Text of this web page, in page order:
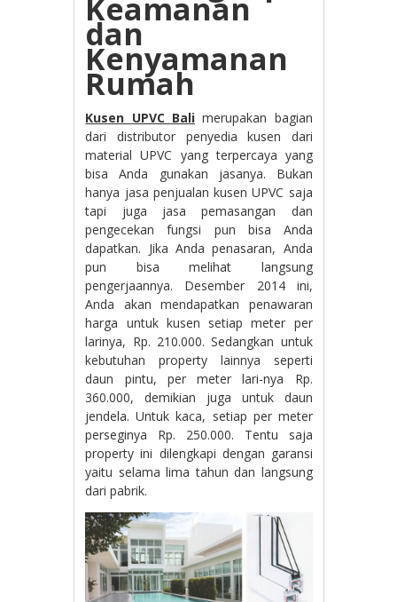
Keamanan
dan
Kenyamanan
Rumah
Kusen UPVC Bali merupakan bagian
dari distributor penyedia kusen dari
material UPVC yang terpercaya yang
bisa Anda gunakan jasanya. Bukan
hanya jasa penjualan kusen UPVC saja
tapi juga jasa pemasangan dan
pengecekan fungsi pun bisa Anda
dapatkan. Jika Anda penasaran, Anda
pun bisa melihat langsung
pengerjaannya. Desember 2014 ini,
Anda akan mendapatkan penawaran
harga untuk kusen setiap meter per
larinya, Rp. 210.000. Sedangkan untuk
kebutuhan property lainnya seperti
daun pintu, per meter lari-nya Rp.
360.000, demikian juga untuk daun
jendela. Untuk kaca, setiap per meter
perseginya Rp. 250.000. Tentu saja
property ini dilengkapi dengan garansi
yaitu selama lima tahun dan langsung
dari pabrik.